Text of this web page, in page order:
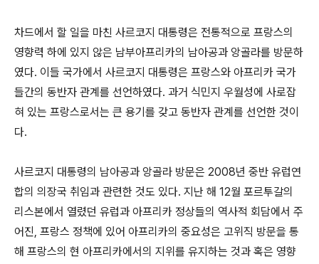
차드에서 할 일을 마친 사르코지 대통령은 전통적으로 프랑스의
영향력 하에 있지 않은 남부아프리카의 남아공과 앙골라를 방문하
였다. 이들 국가에서 사르코지 대통령은 프랑스와 아프리카 국가
들간의 동반자 관계를 선언하였다. 과거 식민지 우월성에 사로잡
혀 있는 프랑스로서는 큰 용기를 갖고 동반자 관계를 선언한 것이
다.
사르코지 대통령의 남아공과 앙골라 방문은 2008년 중반 유럽연
합의 의장국 취임과 관련한 것도 있다. 지난 해 12월 포르투갈의
리스본에서 열렸던 유럽과 아프리카 정상들의 역사적 회담에서 주
어진, 프랑스 정책에 있어 아프리카의 중요성은 고위직 방문을 통
해 프랑스의 현 아프리카에서의 지위를 유지하는 것과 혹은 영향